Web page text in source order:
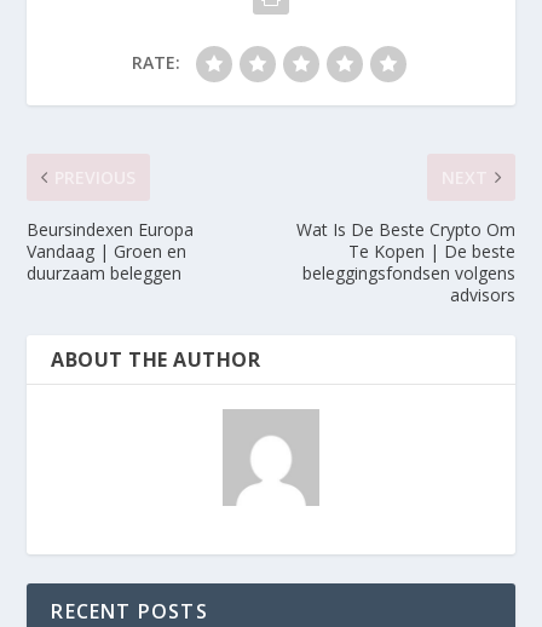
RATE:
Beursindexen Europa
Vandaag | Groen en
duurzaam beleggen
Wat Is De Beste Crypto Om
Te Kopen | De beste
beleggingsfondsen volgens
advisors
ABOUT THE AUTHOR
RECENT POSTS